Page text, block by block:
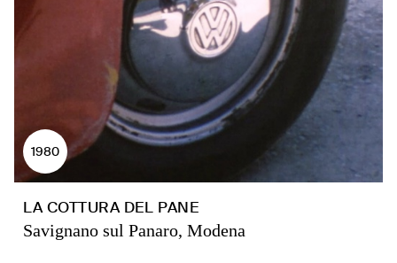
1980
LA COTTURA DEL PANE
Savignano sul Panaro, Modena